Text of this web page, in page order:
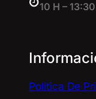
10 H –
Política De